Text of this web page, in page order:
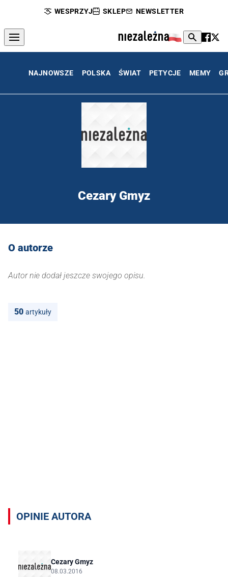
WESPRZYJ SKLEP NEWSLETTER
NAJNOWSZE POLSKA ŚWIAT PETYCJE MEMY
Cezary Gmyz
O autorze
Autor nie dodał jeszcze swojego opisu.
50 artykuły
Opinie autora Cezary Gmyz
OPINIE AUTORA
Cezary Gmyz
08.03.2016